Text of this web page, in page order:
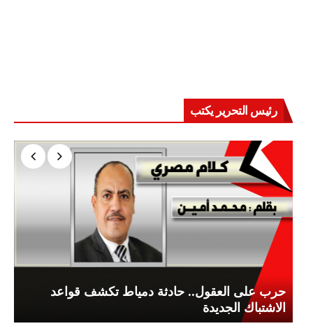
رئيس التحرير يكتب
حرب على العقول.. حادثة دمياط تكشف قواعد
الاشتباك الجديدة